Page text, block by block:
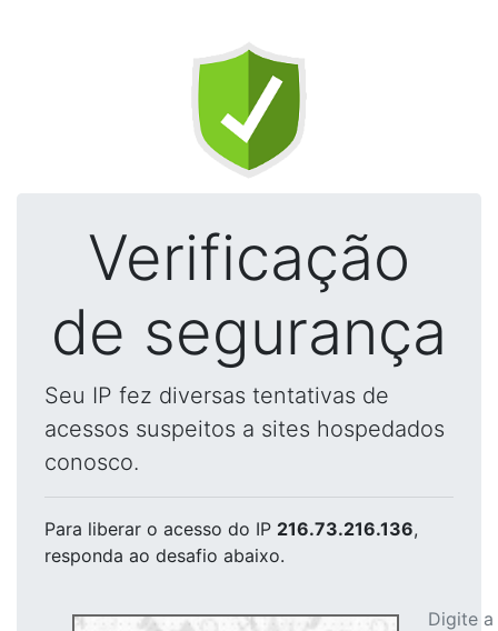
Verificação
de segurança
Seu IP fez diversas tentativas de
acessos suspeitos a sites hospedados
conosco.
Para liberar o acesso do IP 216.73.216.136,
responda ao desafio abaixo.
Digite